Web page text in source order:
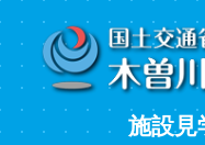
施設見